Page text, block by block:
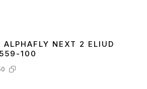
ALPHAFLY NEXT 2 ELIUD
100